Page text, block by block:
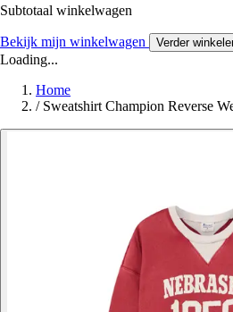
Subtotaal winkelwagen
Bekijk mijn winkelwagen Verder
Loading...
Home
/ Sweatshirt Champion Reverse